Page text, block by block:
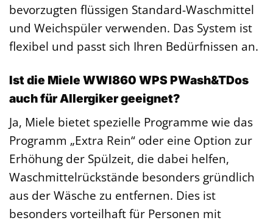
bevorzugten flüssigen Standard-Waschmittel
und Weichspüler verwenden. Das System ist
flexibel und passt sich Ihren Bedürfnissen an.
Ist die Miele WWI860 WPS PWash&TDos
auch für Allergiker geeignet?
Ja, Miele bietet spezielle Programme wie das
Programm „Extra Rein“ oder eine Option zur
Erhöhung der Spülzeit, die dabei helfen,
Waschmittelrückstände besonders gründlich
aus der Wäsche zu entfernen. Dies ist
besonders vorteilhaft für Personen mit